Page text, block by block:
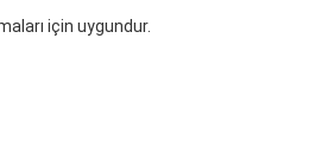
için uygundur.